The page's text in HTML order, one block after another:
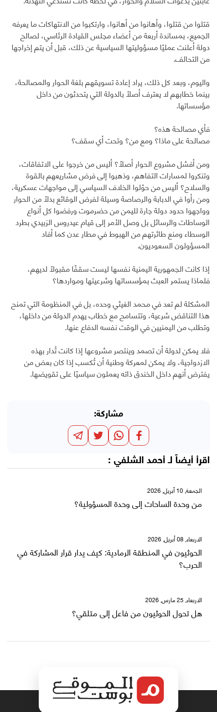
قتلوا من قتلوا، وأهانوا من أهانوا، وارتكبوا من الانتهاكات ما يعرفه
الجميع، بمساندة أربعة من أعضاء مجلس القيادة الرئاسي، لصالح
دولة أعلنت عمليًا مسؤوليتها السياسية عن ذلك، قبل أن يتم إخراجها
من التحالف.
واليوم، وبعد كل ذلك، يراد إعادة تسويقهم بلغة الحوار والمصالحة،
بينما خطابهم لا يعترف أصلًا بالدولة التي يتحدثون من داخل
مؤسساتها.
فأي مصالحة هذه؟
مصالحة على ماذا؟ ومع من؟ وتحت أي سقف؟
ومن أفشل مشروع الحوار أصلًا؟ أليس من خرجوا على الاتفاقات،
وتنكروا لمسارات التفاهم، وذهبوا إلى فرض مشاريعهم بالقوة
والسلاح؟ أليس من حوّلوا الخلاف السياسي إلى مواجهات عسكرية،
ومن رأوا في الدبابة والرصاصة وسيلة لفرض الوقائع بدلًا من الحوار
وواجهوا حدود دولة جارة لليمن من حضرموت ورفضوا كل أنواع
الوساطات والرسائل بل وصل الأمر إلى قيام عيدروس الزبيدي بطرد
الوسطاء ومنع طائرتهم من الهبوط في مطار عدن كما أفاد
المسؤولون السعوديون.
إذا كانت الجمهورية اليمنية نفسها ليست سقفًا مقبولًا لديهم،
فلماذا يستمر العبث بمؤسساتها وشرعيتها ومواردها؟
المشكلة لم تعد في محمد الغيثي وحده، بل في المنظومة التي تمنح
هذا التناقض شرعية، وتتسامح مع خطاب يهدم الدولة من داخلها،
وتطلب من اليمنيين في الوقت نفسه الدفاع عنها.
فلا يمكن لدولة أن تصمد وينتصر مشروعها إذا كانت تُدار بهذه
الازدواجية، ولا يمكن لمعركة وطنية أن تُكسب إذا كان بعض من
يفترض أنهم داخل الخندق ذاته يعملون سياسيًا على تقويضها.
مشاركة:
اقرأ أيضاً لـ أحمد الشلفي :
الجمعة, 10 أبريل, 2026
من وحدة الساحات إلى وحدة المسؤولية؟
الاربعاء, 08 أبريل, 2026
الحوثيون في المنطقة الرمادية: كيف يدار قرار المشاركة في
الحرب؟
الاربعاء, 25 مارس, 2026
هل تحول الحوثيون من فاعل إلى متلقي؟